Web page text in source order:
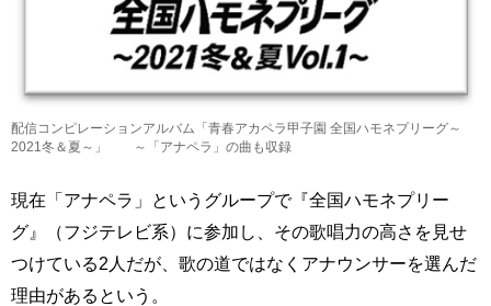
配信コンピレーションアルバム「青春アカペラ甲子園 全国ハモネプリーグ～
2021冬＆夏～」 ～「アナペラ」の曲も収録
現在「アナペラ」というグループで『全国ハモネプリー
グ』（フジテレビ系）に参加し、その歌唱力の高さを見せ
つけている2人だが、歌の道ではなくアナウンサーを選んだ
理由があるという。